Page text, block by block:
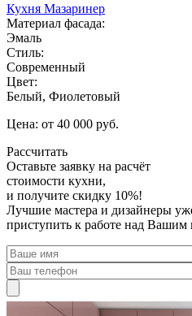
Кухня Мазаринер
Материал фасада:
Эмаль
Стиль:
Современный
Цвет:
Белый, Фиолетовый
Цена: от 40 000 руб.
Рассчитать
Оставьте заявку на расчёт
стоимости кухни,
и получите скидку 10%!
Лучшие мастера и дизайнеры
приступить к работе над Вашим